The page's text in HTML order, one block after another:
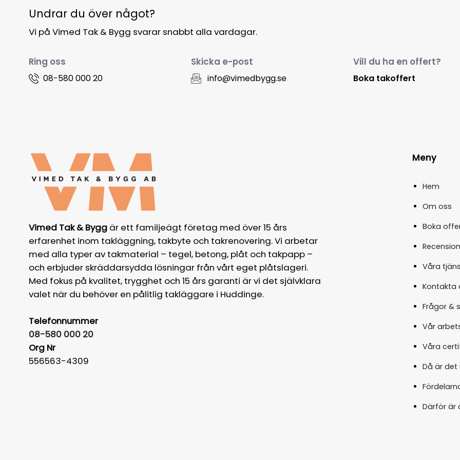
Undrar du över något?
Vi på Vimed Tak & Bygg svarar snabbt alla vardagar.
Ring oss
08-580 000 20
Skicka e-post
info@vimedbygg.se
Vill du ha en offert?
Boka takoffert
Vimed Tak & Bygg är ett familjeägt företag med över 15 års
erfarenhet inom takläggning, takbyte och takrenovering. Vi arbetar
med alla typer av takmaterial – tegel, betong, plåt och takpapp –
och erbjuder skräddarsydda lösningar från vårt eget plåtslageri.
Med fokus på kvalitet, trygghet och 15 års garanti är vi det självklara
valet när du behöver en pålitlig takläggare i Huddinge.
Telefonnummer
08-580 000 20
Org Nr
556563-4309
Meny
Hem
Om oss
Boka
Våra
Kontakta
Frågor &
Vår
Våra
Då är det
Därför är